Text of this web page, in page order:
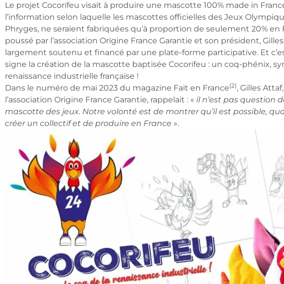
Le projet Cocorifeu visait à produire une mascotte 100% made in
l’information selon laquelle les mascottes officielles des Jeux
Phryges, ne seraient fabriquées qu’à proportion de seulement 20% en
poussé par l’association Origine France Garantie et son président,
largement soutenu et financé par une plate-forme participative. Et
signe la création de la mascotte baptisée Cocorifeu : un coq-phénix,
renaissance industrielle française !
Dans le numéro de mai 2023 du magazine Fait en France(2), Gilles
l’association Origine France Garantie, rappelait : « il n’est pas question
mascotte des jeux. Notre volonté est de montrer qu’il est possible,
créer un collectif et de produire en France ».